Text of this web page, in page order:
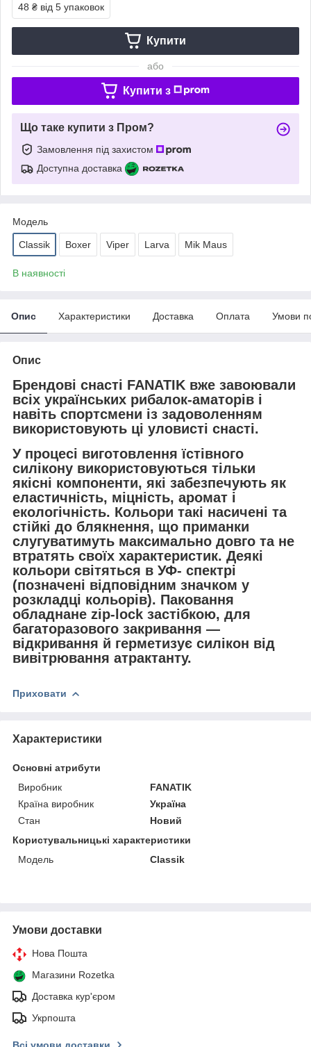
48 ₴ від 5 упаковок
Купити
або
Купити з
Що таке купити з Пром?
Замовлення під захистом
Доступна доставка
Модель
Classik Boxer Viper Larva Mik Maus
В наявності
Опис Характеристики Доставка Оплата Умови
Опис
Брендові снасті FANATIK вже завоювали
всіх українських рибалок-аматорів і
навіть спортсмени із задоволенням
використовують ці уловисті снасті.
У процесі виготовлення їстівного
силікону використовуються тільки
якісні компоненти, які забезпечують як
еластичність, міцність, аромат і
екологічність. Кольори такі насичені та
стійкі до блякнення, що приманки
слугуватимуть максимально довго та не
втратять своїх характеристик. Деякі
кольори світяться в УФ- спектрі
(позначені відповідним значком у
розкладці кольорів). Паковання
обладнане zip-lock застібкою, для
багаторазового закривання —
відкривання й герметизує силікон від
вивітрювання атрактанту.
Приховати
Характеристики
Основні атрибути
Виробник
FANATIK
Країна виробник
Україна
Стан
Новий
Користувальницькі характеристики
Модель
Classik
Умови доставки
Нова Пошта
Магазини Rozetka
Доставка кур'єром
Укрпошта
Всі умови доставки